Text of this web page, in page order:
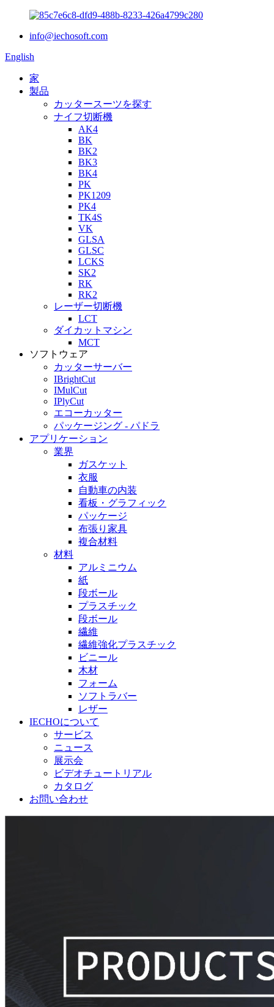
info@iechosoft.com
English
家
製品
カッタースーツを探す
ナイフ切断機
AK4
BK
BK2
BK3
BK4
PK
PK1209
PK4
TK4S
VK
GLSA
GLSC
LCKS
SK2
RK
RK2
レーザー切断機
LCT
ダイカットマシン
MCT
ソフトウェア
カッターサーバー
IBrightCut
IMul​​Cut
IPlyCut
エコーカッター
パッケージング - パドラ
アプリケーション
業界
ガスケット
衣服
自動車の内装
看板・グラフィック
パッケージ
布張り家具
複合材料
材料
アルミニウム
紙
段ボール
プラスチック
段ボール
繊維
繊維強化プラスチック
ビニール
木材
フォーム
ソフトラバー
レザー
IECHOについて
サービス
ニュース
展示会
ビデオチュートリアル
カタログ
お問い合わせ